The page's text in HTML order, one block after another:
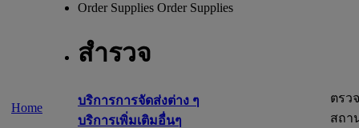
Home
Order Supplies Order Supplies
สำรวจ
บริการการจัดส่งต่าง ๆ
บริการเพิ่มเติมอื่นๆ
ตรว
สถา